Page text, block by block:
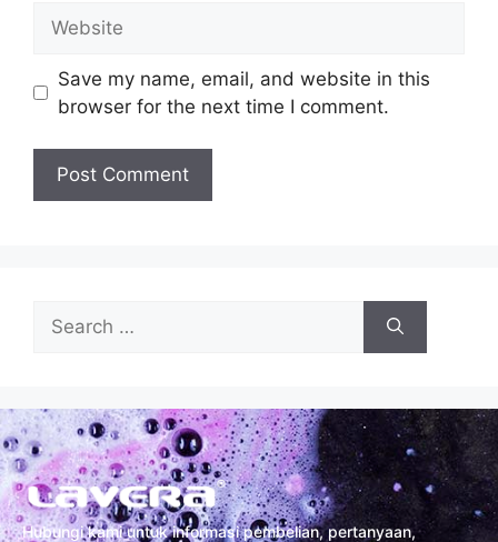
Save my name, email, and website in this
browser for the next time I comment.
Hubungi kami untuk informasi pembelian, pertanyaan,